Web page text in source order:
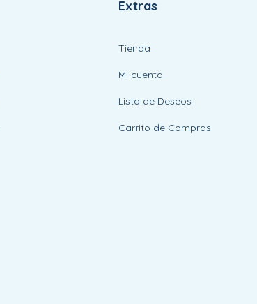
Extras
Tienda
Mi cuenta
Lista de Deseos
Carrito de Compras